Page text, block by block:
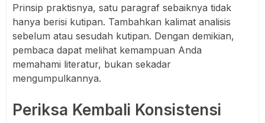
Prinsip praktisnya, satu paragraf sebaiknya tidak
hanya berisi kutipan. Tambahkan kalimat analisis
sebelum atau sesudah kutipan. Dengan demikian,
pembaca dapat melihat kemampuan Anda
memahami literatur, bukan sekadar
mengumpulkannya.
Periksa Kembali Konsistensi